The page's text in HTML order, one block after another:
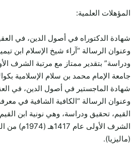
المؤهلات العلمية:
شهادة الدكتوراه في أصول الدين، في
وعنوان الرسالة “آراء شيخ الإسلام ابن
جامعة الإمام محمد بن سلام الإسلامية
شهادة الماجستير في أصول الدين، في
وعنوان الرسالة “الكافية الشافية في
القيم، تحقيق ودراسة، وهي نونية ابن
الشرف الأولى
(ماليزيا).